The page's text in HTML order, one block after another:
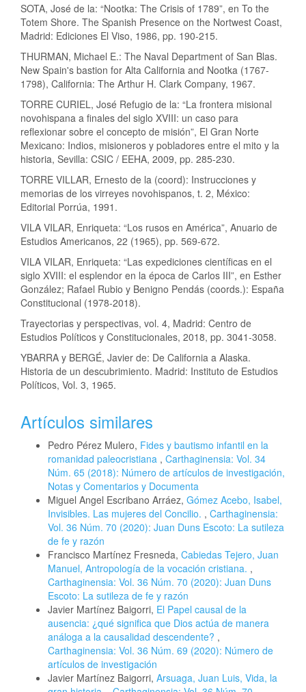
SOTA, José de la: “Nootka: The Crisis of 1789”, en To the
Totem Shore. The Spanish Presence on the Nortwest Coast,
Madrid: Ediciones El Viso, 1986, pp. 190-215.
THURMAN, Michael E.: The Naval Department of San Blas.
New Spain's bastion for Alta California and Nootka (1767-
1798), California: The Arthur H. Clark Company, 1967.
TORRE CURIEL, José Refugio de la: “La frontera misional
novohispana a finales del siglo XVIII: un caso para
reflexionar sobre el concepto de misión”, El Gran Norte
Mexicano: Indios, misioneros y pobladores entre el mito y la
historia, Sevilla: CSIC / EEHA, 2009, pp. 285-230.
TORRE VILLAR, Ernesto de la (coord): Instrucciones y
memorias de los virreyes novohispanos, t. 2, México:
Editorial Porrúa, 1991.
VILA VILAR, Enriqueta: “Los rusos en América”, Anuario de
Estudios Americanos, 22 (1965), pp. 569-672.
VILA VILAR, Enriqueta: “Las expediciones científicas en el
siglo XVIII: el esplendor en la época de Carlos III”, en Esther
González; Rafael Rubio y Benigno Pendás (coords.): España
Constitucional (1978-2018).
Trayectorias y perspectivas, vol. 4, Madrid: Centro de
Estudios Políticos y Constitucionales, 2018, pp. 3041-3058.
YBARRA y BERGÉ, Javier de: De California a Alaska.
Historia de un descubrimiento. Madrid: Instituto de Estudios
Políticos, Vol. 3, 1965.
Artículos similares
Pedro Pérez Mulero, Fides y bautismo infantil en la
romanidad paleocristiana , Carthaginensia: Vol. 34
Núm. 65 (2018): Número de artículos de investigación,
Notas y Comentarios y Documenta
Miguel Angel Escribano Arráez, Gómez Acebo, Isabel,
Invisibles. Las mujeres del Concilio. , Carthaginensia:
Vol. 36 Núm. 70 (2020): Juan Duns Escoto: La sutileza
de fe y razón
Francisco Martínez Fresneda, Cabiedas Tejero, Juan
Manuel, Antropología de la vocación cristiana. ,
Carthaginensia: Vol. 36 Núm. 70 (2020): Juan Duns
Escoto: La sutileza de fe y razón
Javier Martínez Baigorri, El Papel causal de la
ausencia: ¿qué significa que Dios actúa de manera
análoga a la causalidad descendente? ,
Carthaginensia: Vol. 36 Núm. 69 (2020): Número de
artículos de investigación
Javier Martínez Baigorri, Arsuaga, Juan Luis, Vida, la